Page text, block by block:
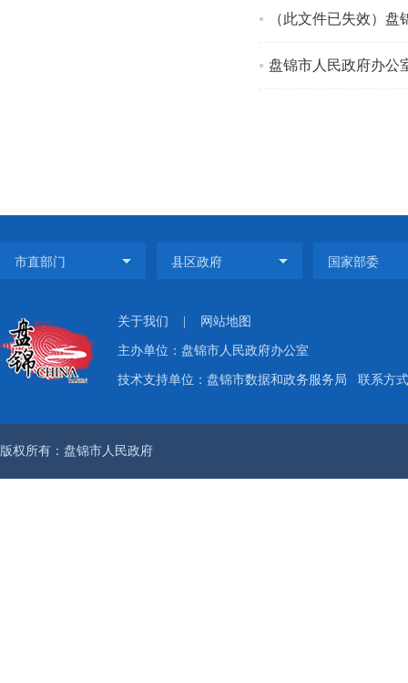
（此文件已失效）
盘锦市人民政府办公
关于我们 网站地图
主办单位：盘锦市人民政府办公室
技术支持单位：盘锦市数据和政务服务局 联系方
版权所有：盘锦市人民政府